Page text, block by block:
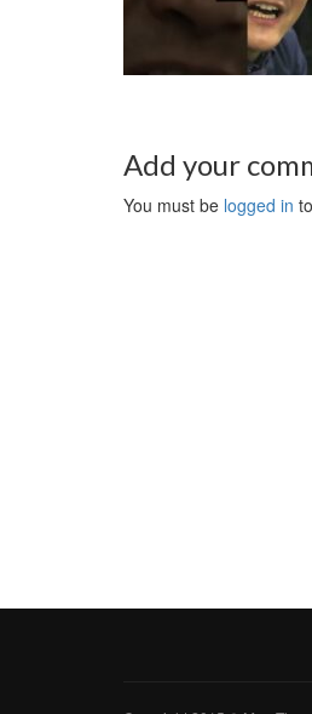
Add your
You must be logged in